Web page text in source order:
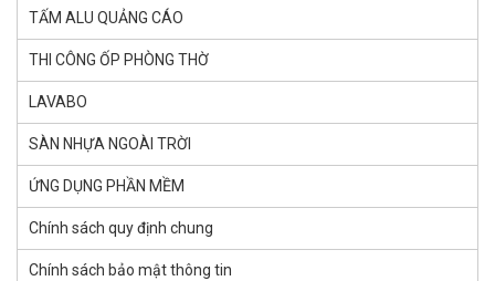
TẤM ALU QUẢNG CÁO
THI CÔNG ỐP PHÒNG THỜ
LAVABO
SÀN NHỰA NGOÀI TRỜI
ỨNG DỤNG PHẦN MỀM
Chính sách quy định chung
Chính sách bảo mật thông tin